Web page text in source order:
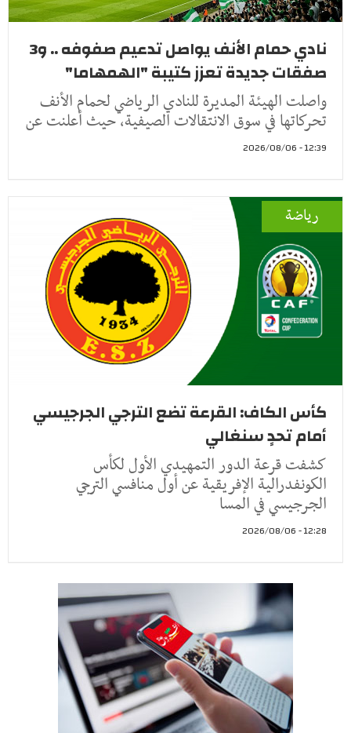
نادي حمام الأنف يواصل تدعيم صفوفه .. و3
صفقات جديدة تعزز كتيبة "الهمهاما"
واصلت الهيئة المديرة للنادي الرياضي لحمام الأنف
تحركاتها في سوق الانتقالات الصيفية، حيث أعلنت عن
12:39 - 2026/08/06
رياضة
كأس الكاف: القرعة تضع الترجي الجرجيسي
أمام تحدٍ سنغالي
كشفت قرعة الدور التمهيدي الأول لكأس
الكونفدرالية الإفريقية عن أول منافسي الترجي
الجرجيسي في المسا
12:28 - 2026/08/06